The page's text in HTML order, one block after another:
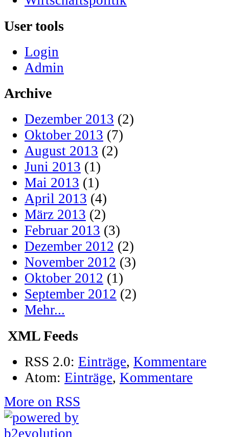
User tools
Login
Admin
Archive
Dezember 2013 (2)
Oktober 2013 (7)
August 2013 (2)
Juni 2013 (1)
Mai 2013 (1)
April 2013 (4)
März 2013 (2)
Februar 2013 (3)
Dezember 2012 (2)
November 2012 (3)
Oktober 2012 (1)
September 2012 (2)
Mehr...
XML Feeds
RSS 2.0: Einträge, Kommentare
Atom: Einträge, Kommentare
More on RSS